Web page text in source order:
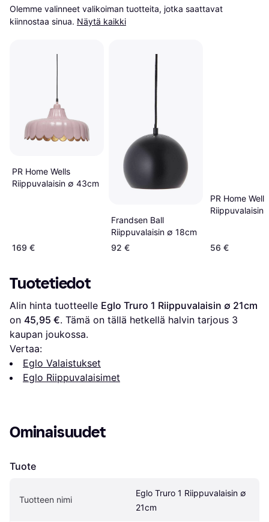
Olemme valinneet valikoiman tuotteita, jotka saattavat
kiinnostaa sinua. Näytä kaikki
PR Home Wells
Riippuvalaisin ∅ 43cm
169 €
Frandsen Ball
Riippuvalaisin ∅ 18cm
92 €
PR Home Wells
Riippuvalaisin
56 €
Tuotetiedot
Alin hinta tuotteelle Eglo Truro 1 Riippuvalaisin ∅ 21cm
on 45,95 €. Tämä on tällä hetkellä halvin tarjous 3
kaupan joukossa.
Vertaa:
Eglo Valaistukset
Eglo Riippuvalaisimet
Ominaisuudet
Tuote
Tuotteen nimi
Eglo Truro 1 Riippuvalaisin ∅
21cm